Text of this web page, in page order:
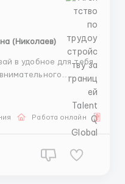
(Николаев)
в удобное для тебя
роста — эта
Работа онлайн